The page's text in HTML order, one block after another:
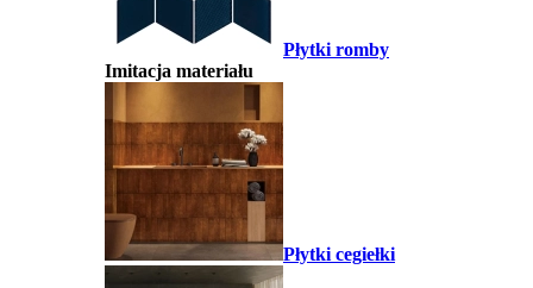
Płytki romby
Imitacja materiału
Płytki cegiełki